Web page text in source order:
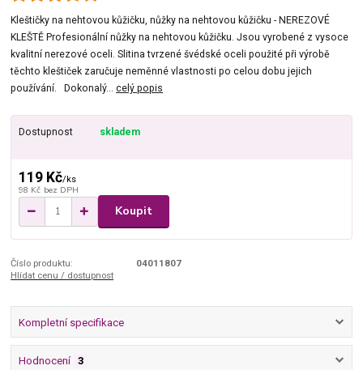
Kleštičky na nehtovou kůžičku, nůžky na nehtovou kůžičku - NEREZOVÉ
KLEŠTĚ Profesionální nůžky na nehtovou kůžičku. Jsou vyrobené z vysoce
kvalitní nerezové oceli. Slitina tvrzené švédské oceli použité při výrobě
těchto kleštiček zaručuje neměnné vlastnosti po celou dobu jejich
používání. Dokonalý...celý popis
Dostupnost skladem
119 Kč/ks
98 Kč bez DPH
Koupit
Číslo produktu:
04011807
Hlídat cenu / dostupnost
Kompletní specifikace
Hodnocení 3